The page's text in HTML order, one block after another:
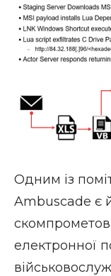
Одним із
Ambuscade є
електронної